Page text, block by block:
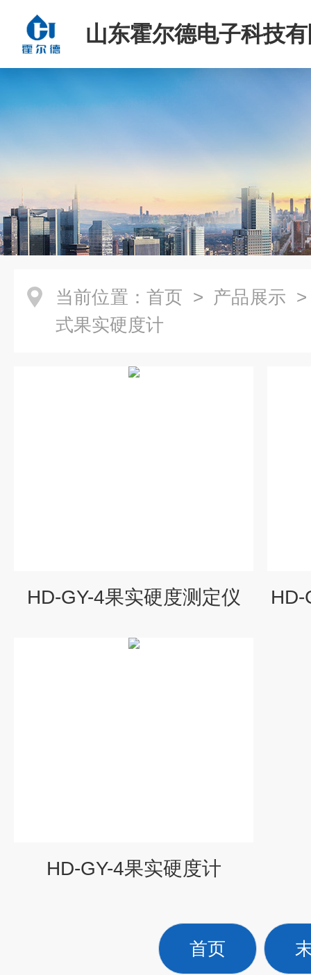
山东霍尔德电子科技
当前位置： 首页 > 产品展示
式果实硬度计
HD-GY-4果实硬度测定仪 HD-
HD-GY-4果实硬度计
首页